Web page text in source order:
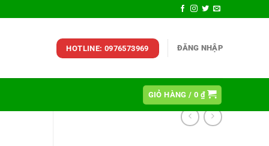
HOTLINE: 0976573969 ĐĂNG NHẬP
GIỎ HÀNG / 0 ₫